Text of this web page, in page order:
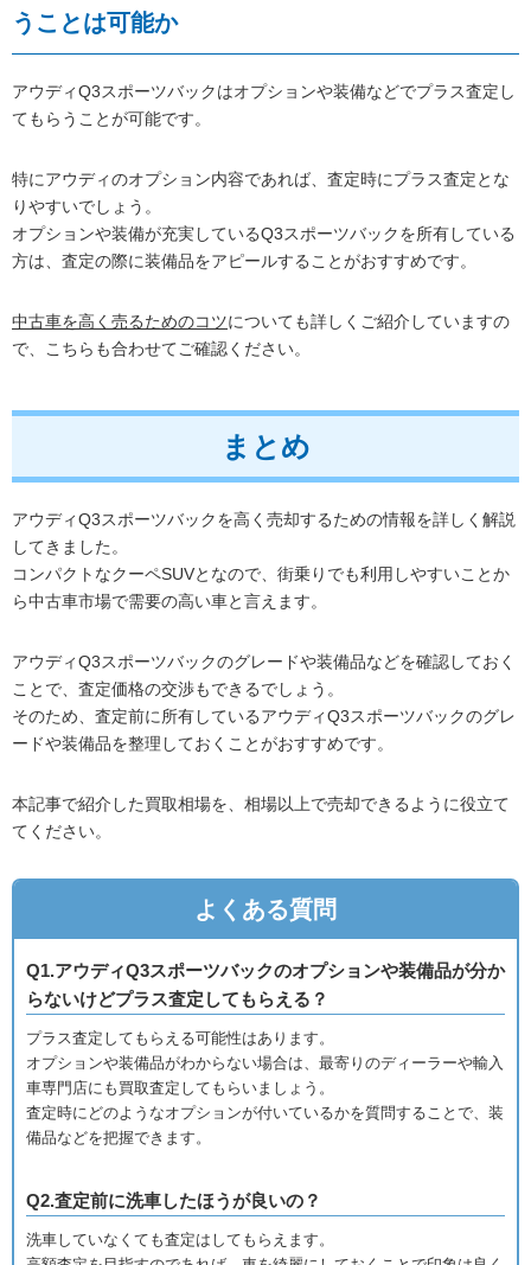
うことは可能か
アウディQ3スポーツバックはオプションや装備などでプラス査定し
てもらうことが可能です。
特にアウディのオプション内容であれば、査定時にプラス査定とな
りやすいでしょう。
オプションや装備が充実しているQ3スポーツバックを所有している
方は、査定の際に装備品をアピールすることがおすすめです。
中古車を高く売るためのコツについても詳しくご紹介していますの
で、こちらも合わせてご確認ください。
まとめ
アウディQ3スポーツバックを高く売却するための情報を詳しく解説
してきました。
コンパクトなクーペSUVとなので、街乗りでも利用しやすいことか
ら中古車市場で需要の高い車と言えます。
アウディQ3スポーツバックのグレードや装備品などを確認しておく
ことで、査定価格の交渉もできるでしょう。
そのため、査定前に所有しているアウディQ3スポーツバックのグレ
ードや装備品を整理しておくことがおすすめです。
本記事で紹介した買取相場を、相場以上で売却できるように役立て
てください。
よくある質問
Q1.アウディQ3スポーツバックのオプションや装備品が分か
らないけどプラス査定してもらえる？
プラス査定してもらえる可能性はあります。
オプションや装備品がわからない場合は、最寄りのディーラーや輸入
車専門店にも買取査定してもらいましょう。
査定時にどのようなオプションが付いているかを質問することで、装
備品などを把握できます。
Q2.査定前に洗車したほうが良いの？
洗車していなくても査定はしてもらえます。